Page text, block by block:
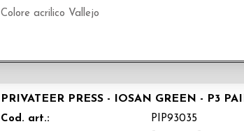
Colore acrilico Vallejo
PRIVATEER PRESS - IOSAN GREEN - P3
Cod. art.:
PIP93035